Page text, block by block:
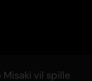
vil spille